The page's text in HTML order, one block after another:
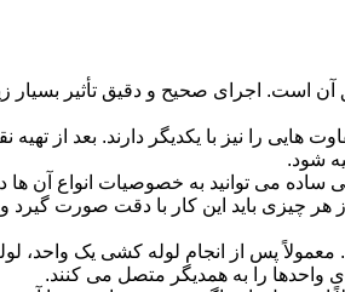
اجرای صحیح و دقیق تأثیر بسیار
را نیز با یکدیگر دارند. بعد از تهیه
شود.
می توانید به خصوصیات انواع آن ها
چیزی باید این کار با دقت صورت
معمولاً پس از انجام لوله کشی یک واحد،
واحدها را به همدیگر متصل می کنند.